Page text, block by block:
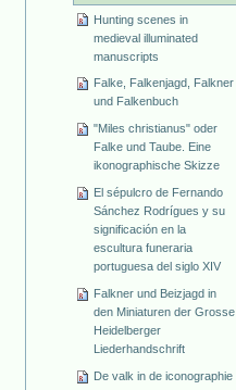
Hunting scenes in
medieval illuminated
manuscripts
Falke, Falkenjagd, Falkner
und Falkenbuch
"Miles christianus" oder
Falke und Taube. Eine
ikonographische Skizze
El sépulcro de Fernando
Sánchez Rodrígues y su
significación en la
escultura funeraria
portuguesa del siglo XIV
Falkner und Beizjagd in
den Miniaturen der Grosse
Heidelberger
Liederhandschrift
De valk in de iconographie